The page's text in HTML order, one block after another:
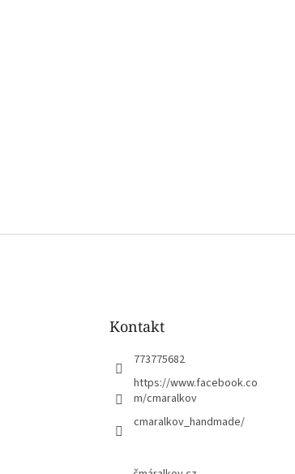
Kontakt
773775682
https://www.facebook.co
m/cmaralkov
cmaralkov_handmade/